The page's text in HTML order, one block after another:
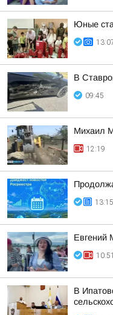
Юные
В
09:45
Михаил
12:19
13:15
Евгений
10:51
В